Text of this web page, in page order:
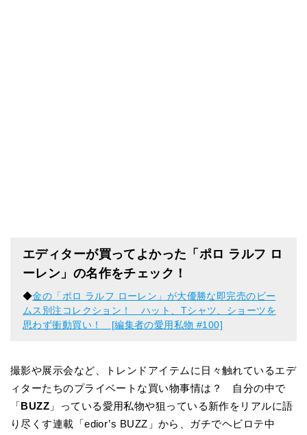
エディターが買ってよかった「ポロ ラルフ ロ
ーレン」の名作をチェック！
◆金の「ポロ ラルフ ローレン」が大優勝な即完売のビー
ムス別注コレクション！ ハット、Tシャツ、ショーツを
思わず衝動買い！ [編集者の愛用私物 #100]
撮影や展示会など、トレンドアイテムに日々触れているエデ
ィターたちのプライベートな買い物事情は？ 自分の中で
「BUZZ 」っている愛用私物や狙っている新作をリアルに語
り尽くす連載「edior’s BUZZ」から、ガチでヘビロテ中